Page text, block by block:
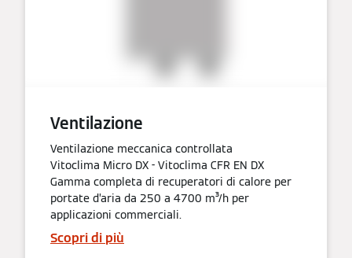
Ventilazione
Ventilazione meccanica controllata
Vitoclima Micro DX - Vitoclima CFR EN DX
Gamma completa di recuperatori di calore per
portate d’aria da 250 a 4700 m³/h per
applicazioni commerciali.
Scopri di più